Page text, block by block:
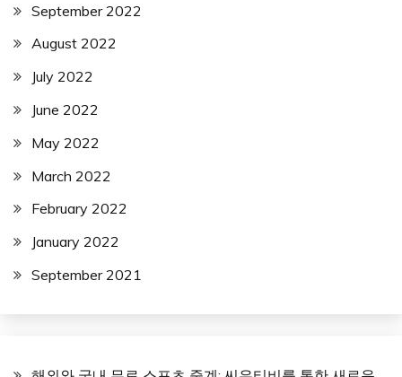
September 2022
August 2022
July 2022
June 2022
May 2022
March 2022
February 2022
January 2022
September 2021